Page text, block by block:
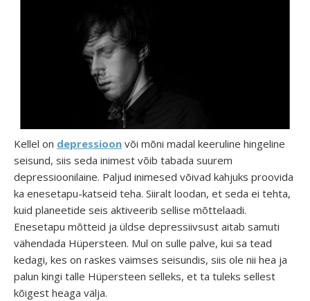
Kellel on depressioon või mõni madal keeruline hingeline
seisund, siis seda inimest võib tabada suurem
depressioonilaine. Paljud inimesed võivad kahjuks proovida
ka enesetapu-katseid teha. Siiralt loodan, et seda ei tehta,
kuid planeetide seis aktiveerib sellise mõttelaadi.
Enesetapu mõtteid ja üldse depressiivsust aitab samuti
vähendada Hüpersteen. Mul on sulle palve, kui sa tead
kedagi, kes on raskes vaimses seisundis, siis ole nii hea ja
palun kingi talle Hüpersteen selleks, et ta tuleks sellest
kõigest heaga välja.